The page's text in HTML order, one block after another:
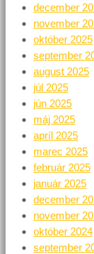
december
november
október 2025
september
august 2025
júl 2025
jún 2025
máj 2025
apríl 2025
marec 2025
február 2025
január 2025
december
november
október 2024
september